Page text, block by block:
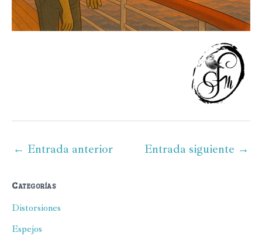
Categorías
Distorsiones
Espejos
← Entrada anterior Entrada siguiente →